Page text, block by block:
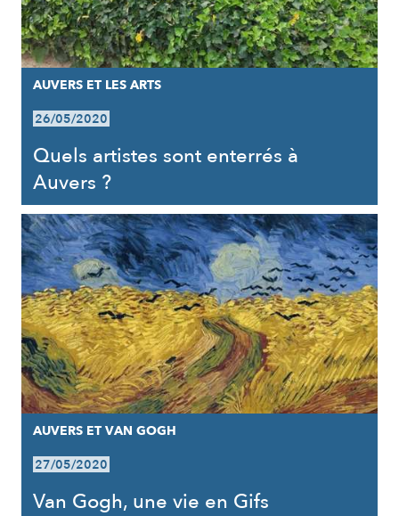
AUVERS ET LES ARTS
26/05/2020
Quels artistes sont enterrés à
Auvers ?
AUVERS ET VAN GOGH
27/05/2020
Van Gogh, une vie en Gifs